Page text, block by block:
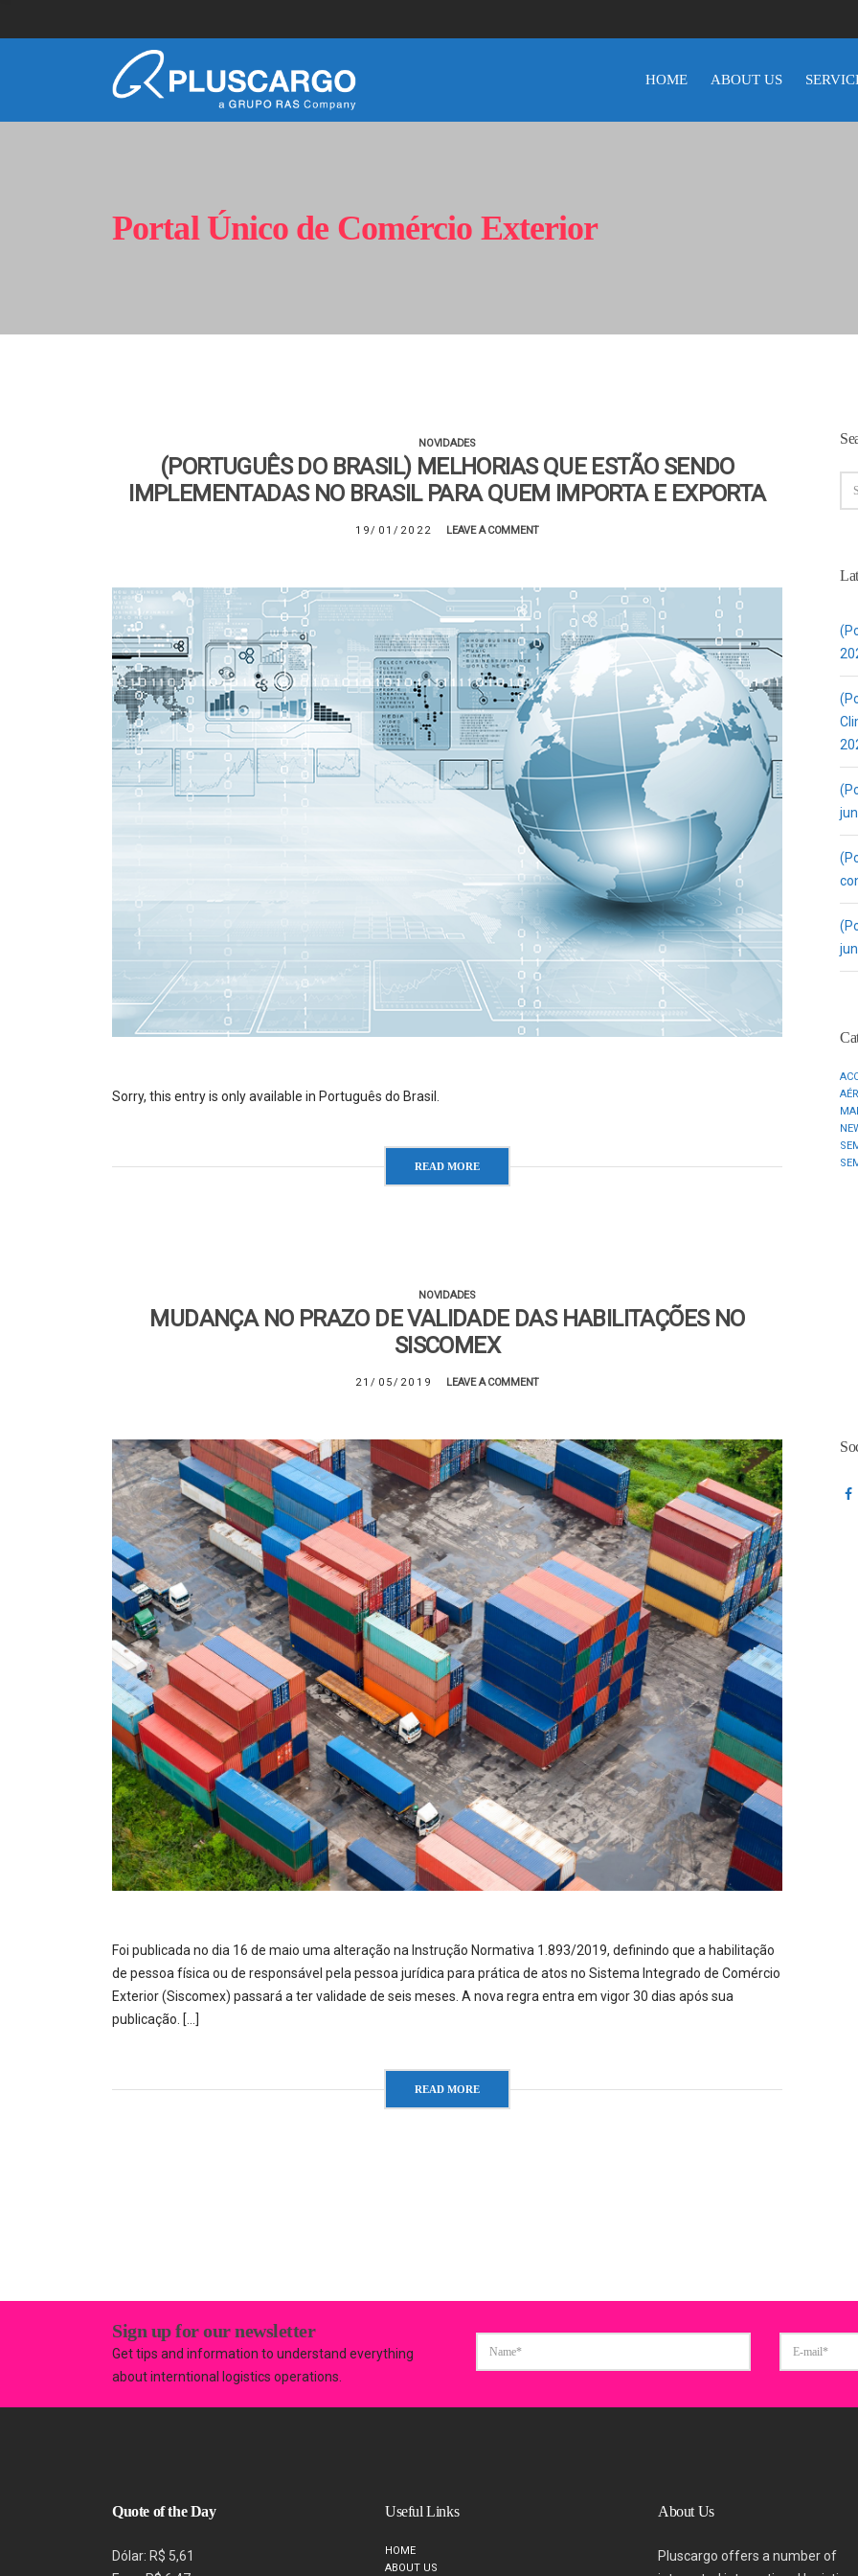
HOME ABOUT US
Portal Único de Comércio Exterior
NOVIDADES
(PORTUGUÊS DO BRASIL) MELHORIAS QUE ESTÃO SENDO
IMPLEMENTADAS NO BRASIL PARA QUEM IMPORTA E EXPORTA
19/01/2022 LEAVE A COMMENT
Sorry, this entry is only available in Português do Brasil.
READ MORE
NOVIDADES
MUDANÇA NO PRAZO DE VALIDADE DAS HABILITAÇÕES NO
SISCOMEX
21/05/2019 LEAVE A COMMENT
Foi publicada no dia 16 de maio uma alteração na Instrução Normativa 1.893/2019, definindo que a habilitação
de pessoa física ou de responsável pela pessoa jurídica para prática de atos no Sistema Integrado de Comércio
Exterior (Siscomex) passará a ter validade de seis meses. A nova regra entra em vigor 30 dias após sua
publicação. […]
READ MORE
Sign up for our newsletter
Get tips and information to understand everything
about interntional logistics operations.
Quote of the Day
Dólar: R$ 5,61
Useful Links
HOME
ABOUT US
About Us
Pluscargo offers a number of